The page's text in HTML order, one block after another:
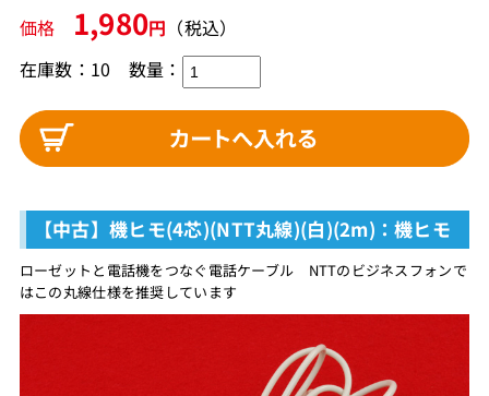
価格 1,980円 （税込）
在庫数：10 数量：
【中古】機ヒモ(4芯)(NTT丸線)(白)(2m)：機ヒモ
ローゼットと電話機をつなぐ電話ケーブル NTTのビジネスフォンで
はこの丸線仕様を推奨しています